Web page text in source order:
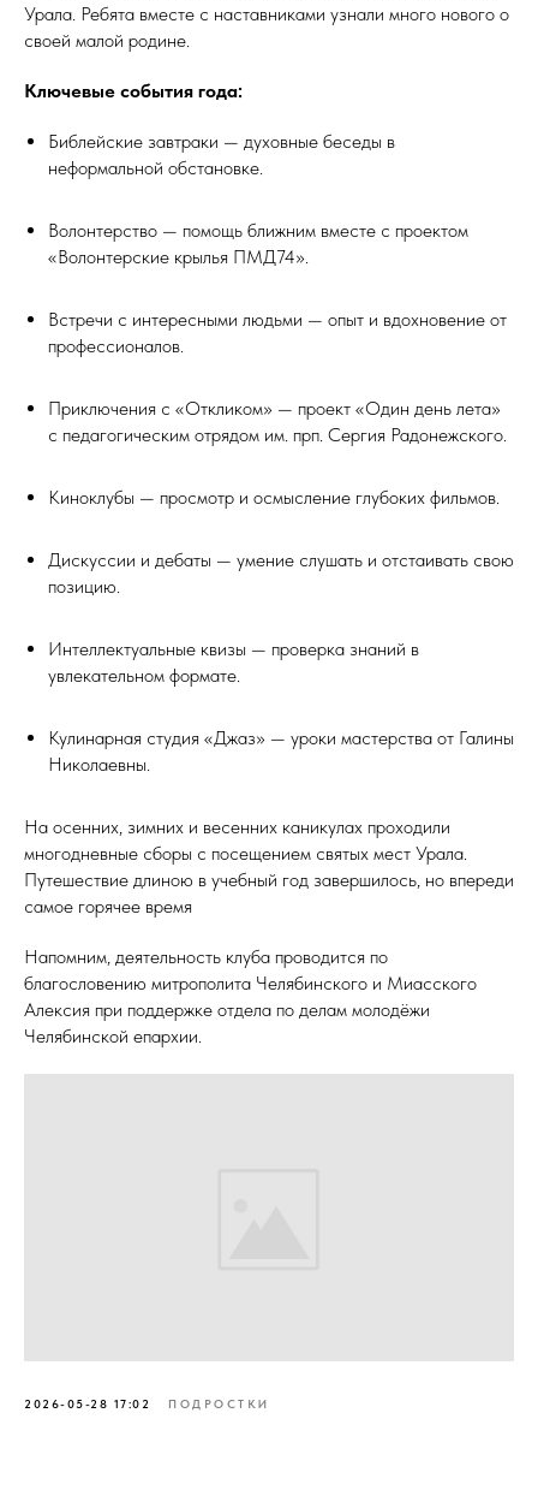
Урала. Ребята вместе с наставниками узнали много нового о
своей малой родине.
Ключевые события года:
Библейские завтраки — духовные беседы в
неформальной обстановке.
Волонтерство — помощь ближним вместе с проектом
«Волонтерские крылья ПМД74».
Встречи с интересными людьми — опыт и вдохновение от
профессионалов.
Приключения с «Откликом» — проект «Один день лета»
с педагогическим отрядом им. прп. Сергия Радонежского.
Киноклубы — просмотр и осмысление глубоких фильмов.
Дискуссии и дебаты — умение слушать и отстаивать свою
позицию.
Интеллектуальные квизы — проверка знаний в
увлекательном формате.
Кулинарная студия «Джаз» — уроки мастерства от Галины
Николаевны.
На осенних, зимних и весенних каникулах проходили
многодневные сборы с посещением святых мест Урала.
Путешествие длиною в учебный год завершилось, но впереди
самое горячее время
Напомним, деятельность клуба проводится по
благословению митрополита Челябинского и Миасского
Алексия при поддержке отдела по делам молодёжи
Челябинской епархии.
2026-05-28 17:02 ПОДРОСТКИ